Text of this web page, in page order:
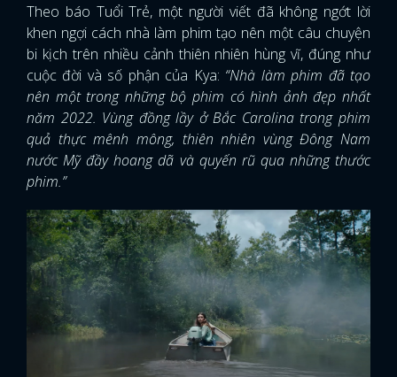
Theo báo Tuổi Trẻ, một người viết đã không ngớt lời
khen ngợi cách nhà làm phim tạo nên một câu chuyện
bi kịch trên nhiều cảnh thiên nhiên hùng vĩ, đúng như
cuộc đời và số phận của Kya: “Nhà làm phim đã tạo
nên một trong những bộ phim có hình ảnh đẹp nhất
năm 2022. Vùng đồng lầy ở Bắc Carolina trong phim
quả thực mênh mông, thiên nhiên vùng Đông Nam
nước Mỹ đầy hoang dã và quyến rũ qua những thước
phim.”